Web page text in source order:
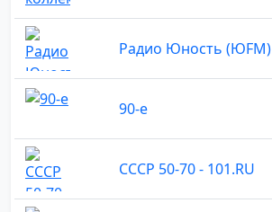
Радио Юность (ЮFM)
90-е
СССР 50-70 - 101.RU